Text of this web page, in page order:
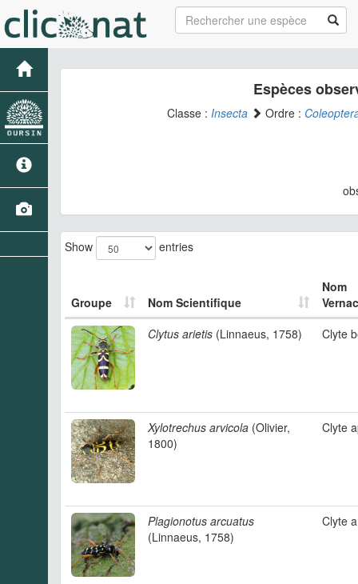
Espèces
Classe : Insecta Ordre :
Show entries
Groupe Nom Scientifique
Nom
Clytus arietis (Linnaeus, 1758) Clyte
Xylotrechus arvicola (Olivier,
1800)
Clyte
Plagionotus arcuatus
(Linnaeus, 1758)
Clyte